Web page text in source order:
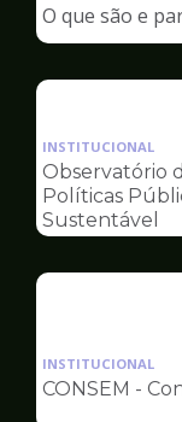
O que são e
INSTITUCIONAL
Observatório
Políticas
Sustentável
INSTITUCIONAL
CONSEM -